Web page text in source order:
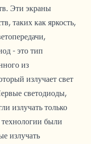
Эти экраны
таких как яркость,
- это тип
из
излучает свет
светодиоды,
излучать только
были
излучать